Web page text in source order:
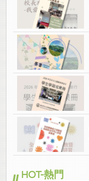
HOT-熱門